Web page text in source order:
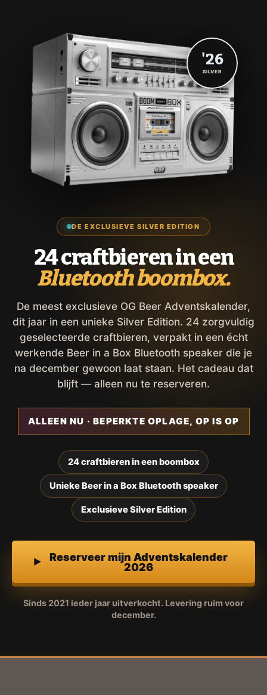
DE EXCLUSIEVE SILVER EDITION
24 craftbieren in een
Bluetooth boombox.
De meest exclusieve OG Beer Adventskalender,
dit jaar in een unieke Silver Edition. 24 zorgvuldig
geselecteerde craftbieren, verpakt in een écht
werkende Beer in a Box Bluetooth speaker die je
na december gewoon laat staan. Het cadeau dat
blijft — alleen nu te reserveren.
ALLEEN NU · BEPERKTE OPLAGE, OP IS OP
24 craftbieren in een boombox
Unieke Beer in a Box Bluetooth speaker
Exclusieve Silver Edition
Reserveer mijn Adventskalender
2026
Sinds 2021 ieder jaar uitverkocht. Levering ruim voor
december.
'26
SILVER